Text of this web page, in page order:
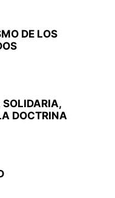
DE LOS
SOLIDARIA,
DOCTRINA